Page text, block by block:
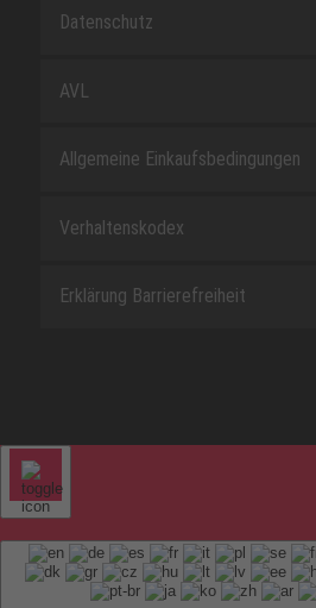
Datenschutz
AVL
Allgemeine Einkaufsbedingungen
Verhaltenskodex
Erklärung Barrierefreiheit